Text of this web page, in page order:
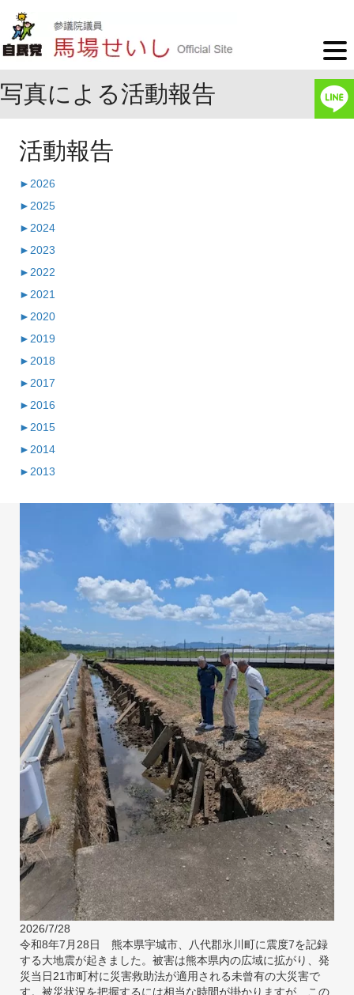
写真による活動報告
活動報告
► 2026
► 2025
► 2024
► 2023
► 2022
► 2021
► 2020
► 2019
► 2018
► 2017
► 2016
► 2015
► 2014
► 2013
2026/7/28
令和8年7月28日 熊本県宇城市、八代郡氷川町に震度7を記録
する大地震が起きました。被害は熊本県内の広域に拡がり、発
災当日21市町村に災害救助法が適用される未曾有の大災害で
す。被災状況を把握するには相当な時間が掛かりますが、この